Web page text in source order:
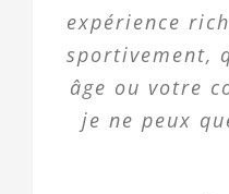
expérience
sportivement,
âge ou votre
je ne peux